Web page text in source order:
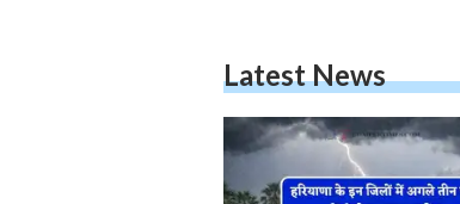
Latest News